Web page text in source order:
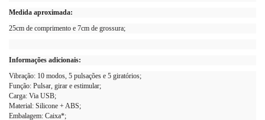
Medida aproximada:
25cm de comprimento e 7cm de grossura;
Informações adicionais:
Vibração: 10 modos, 5 pulsações e 5 giratórios;
Função: Pulsar, girar e estimular;
Carga: Via USB;
Material: Silicone + ABS;
Embalagem: Caixa*;